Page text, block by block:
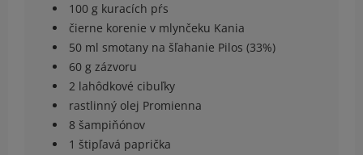
100 g kuracích pŕs
čierne korenie v mlynčeku Kania
50 ml smotany na šľahanie Pilos (33%)
60 g zázvoru
2 lahôdkové cibuľky
rastlinný olej Promienna
8 šampiňónov
1 štipľavá paprička